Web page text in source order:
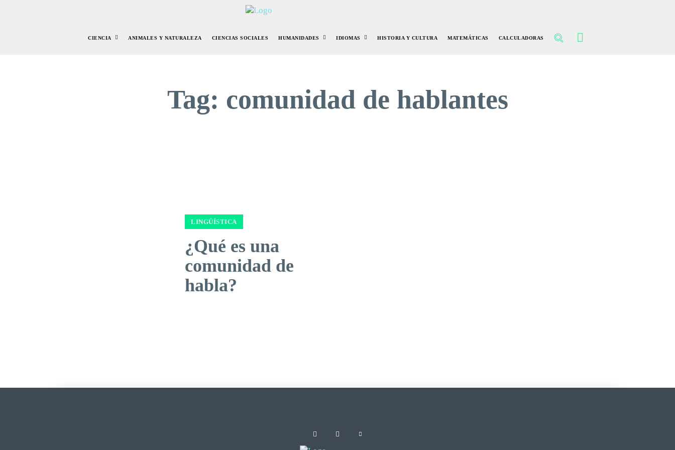
CIENCIA ANIMALES Y NATURALEZA CIENCIAS SOCIALES HUMANIDADES IDIOMAS HISTORIA Y CULTURA MATEMÁTICAS CALCULADORAS
Tag: comunidad de hablantes
LINGÜÍSTICA
¿Qué es una
comunidad de
habla?